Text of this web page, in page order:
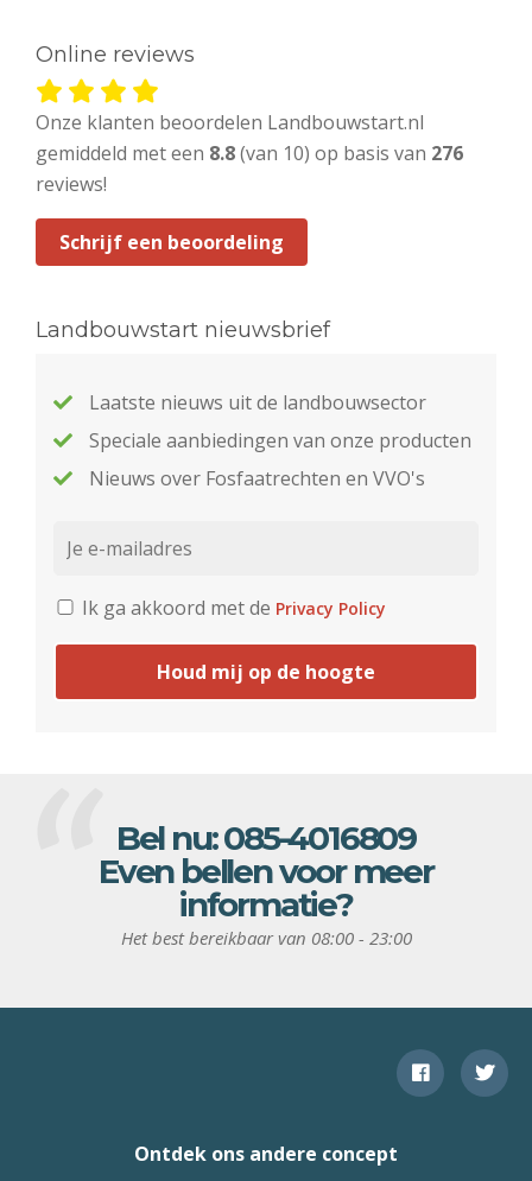
Online reviews
Onze klanten beoordelen Landbouwstart.nl
gemiddeld met een 8.8(van 10) op basis van 276
reviews!
Schrijf een beoordeling
Landbouwstart nieuwsbrief
Laatste nieuws uit de landbouwsector
Speciale aanbiedingen van onze producten
Nieuws over Fosfaatrechten en VVO's
Ik ga akkoord met de Privacy Policy
Houd mij op de hoogte
Bel nu:085-4016809
Even bellen voor meer
informatie?
Het best bereikbaar van 08:00 - 23:00
Ontdek ons andere concept